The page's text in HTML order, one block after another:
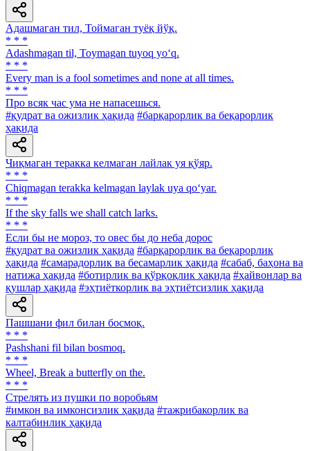
Адашмаган тил, Тоймаган туёқ йўқ.
* * *
Adashmagan til, Toymagan tuyoq yo‘q.
* * *
Every man is a fool sometimes and none at all times.
* * *
Про всяк час ума не напасешься.
#қудрат ва ожизлик ҳақида #барқарорлик ва беқарорлик
ҳақида
Чиқмаган теракка келмаган лайлак уя қўяр.
* * *
Chiqmagan terakka kelmagan laylak uya qo‘yar.
* * *
If the sky falls we shall catch larks.
* * *
Если бы не мороз, то овес бы до неба дорос
#қудрат ва ожизлик ҳақида #барқарорлик ва беқарорлик
ҳақида #самарадорлик ва бесамарлик ҳақида #сабаб, баҳона ва
натижа ҳақида #ботирлик ва қўрқоқлик ҳақида #ҳайвонлар ва
қушлар ҳақида #эҳтиёткорлик ва эҳтиётсизлик ҳақида
Пашшани фил билан босмоқ.
* * *
Pashshani fil bilan bosmoq.
* * *
Wheel, Break a butterfly on the.
* * *
Стрелять из пушки по воробьям
#имкон ва имконсизлик ҳақида #тажрибакорлик ва
калтабинлик ҳақида